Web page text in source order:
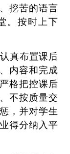
挖苦的语言
。按时上下
真布置课后
内容和完成
格把控课后
不按质量交
，并对学生
得分纳入平